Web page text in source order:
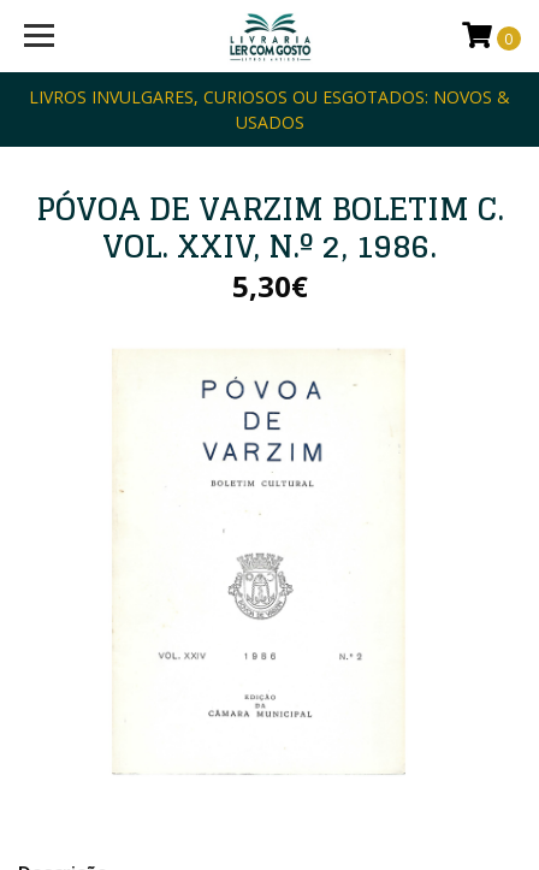
LIVROS INVULGARES, CURIOSOS OU ESGOTADOS: NOVOS &
USADOS
0
PÓVOA DE VARZIM BOLETIM C.
VOL. XXIV, N.º 2, 1986.
5,30€